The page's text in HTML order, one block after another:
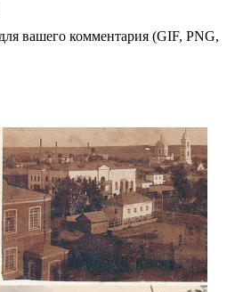
вашего комментария (GIF, PNG,